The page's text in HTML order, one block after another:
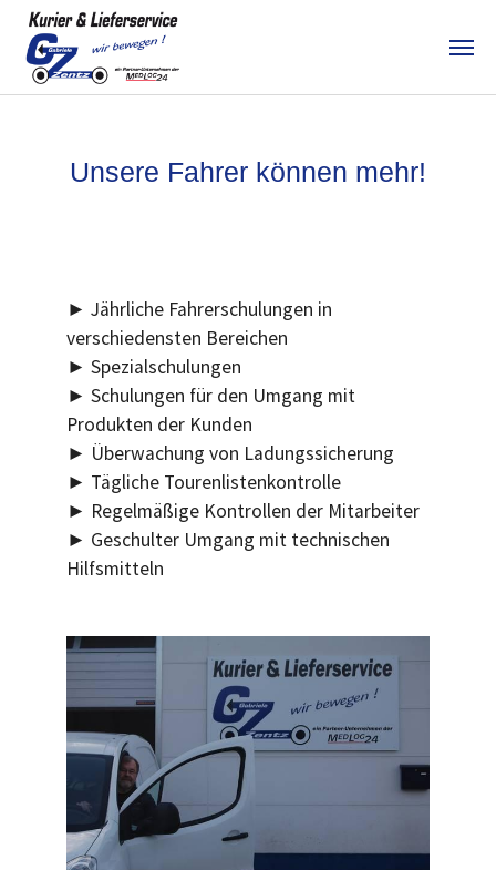
Unsere Fahrer können mehr!
► Jährliche Fahrerschulungen in
verschiedensten Bereichen
► Spezialschulungen
► Schulungen für den Umgang mit
Produkten der Kunden
► Überwachung von Ladungssicherung
► Tägliche Tourenlistenkontrolle
► Regelmäßige Kontrollen der Mitarbeiter
► Geschulter Umgang mit technischen
Hilfsmitteln